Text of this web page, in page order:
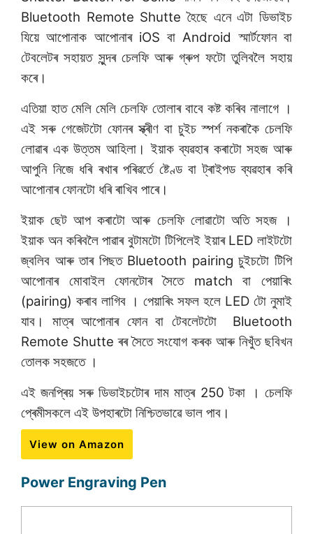
Bluetooth Remote Shutte হৈছে এনে এটা ডিভাইচ
যিয়ে আপোনাক আপোনাৰ iOS বা Android স্মাৰ্টফোন বা
টেবলেটৰ সহায়ত সুন্দৰ চেলফি আৰু গ্ৰুপ ফটো তুলিবলৈ সহায়
কৰে।
এতিয়া হাত মেলি মেলি চেলফি তোলাৰ বাবে কষ্ট কৰিব নালাগে ।
এই সৰু গেজেটটো ফোনৰ স্ক্ৰীণ বা চুইচ স্পৰ্শ নকৰাকৈ চেলফি
লোৱাৰ এক উত্তম আহিলা। ইয়াক ব্যৱহাৰ কৰাটো সহজ আৰু
আপুনি নিজে ধৰি ৰখাৰ পৰিৱৰ্তে ষ্টেণ্ড বা ট্ৰাইপড ব্যৱহাৰ কৰি
আপোনাৰ ফোনটো ধৰি ৰাখিব পাৰে।
ইয়াক ছেট আপ কৰাটো আৰু চেলফি লোৱাটো অতি সহজ ।
ইয়াক অন কৰিবলৈ পাৱাৰ বুটামটো টিপিলেই ইয়াৰ LED লাইটটো
জ্বলিব আৰু তাৰ পিছত Bluetooth pairing চুইচটো টিপি
আপোনাৰ মোবাইল ফোনটোৰ সৈতে match বা পেয়াৰিং
(pairing) কৰাব লাগিব । পেয়াৰিং সফল হলে LED টো নুমাই
যাব। মাত্ৰ আপোনাৰ ফোন বা টেবলেটটো Bluetooth
Remote Shutte ৰৰ সৈতে সংযোগ কৰক আৰু নিখুঁত ছবিখন
তোলক সহজতে ।
এই জনপ্ৰিয় সৰু ডিভাইচটোৰ দাম মাত্ৰ 250 টকা । চেলফি
প্ৰেমীসকলে এই উপহাৰটো নিশ্চিতভাৱে ভাল পাব।
View on Amazon
Power Engraving Pen